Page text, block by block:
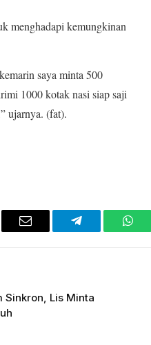
menghadapi kemungkinan
saya minta 500
1000 kotak nasi siap saji
ujarnya. (fat).
Email Telegram
Sinkron, Lis Minta